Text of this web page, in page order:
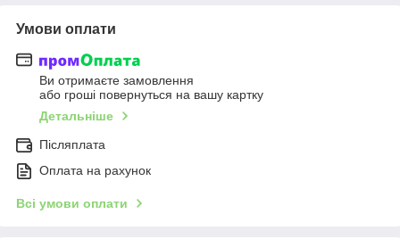
Умови оплати
Ви отримаєте замовлення
або гроші повернуться на вашу картку
Детальніше
Післяплата
Оплата на рахунок
Всі умови оплати